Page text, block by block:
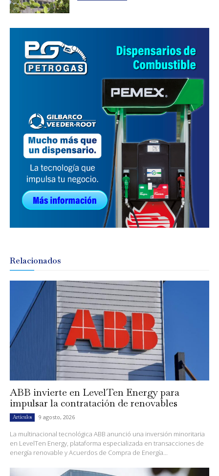
Relacionados
ABB invierte en LevelTen Energy para
impulsar la contratación de renovables
Artículos 9 agosto, 2026
La multinacional tecnológica ABB anunció una inversión minoritaria
en LevelTen Energy, plataforma especializada en transacciones de
energía renovable y Acuerdos de Compra de Energía...